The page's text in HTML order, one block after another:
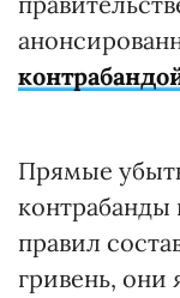
Прямые
правил
гривень, они